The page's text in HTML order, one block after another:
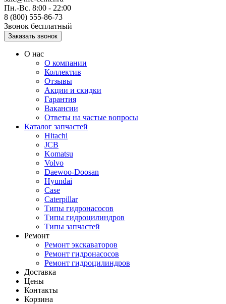
Пн.-Вс. 8:00 - 22:00
8 (800) 555-86-73
Звонок бесплатный
О нас
О компании
Коллектив
Отзывы
Акции и скидки
Гарантия
Вакансии
Ответы на частые вопросы
Каталог запчастей
Hitachi
JCB
Komatsu
Volvo
Daewoo-Doosan
Hyundai
Case
Caterpillar
Типы гидронасосов
Типы гидроцилиндров
Типы запчастей
Ремонт
Ремонт экскаваторов
Ремонт гидронасосов
Ремонт гидроцилиндров
Доставка
Цены
Контакты
Корзина